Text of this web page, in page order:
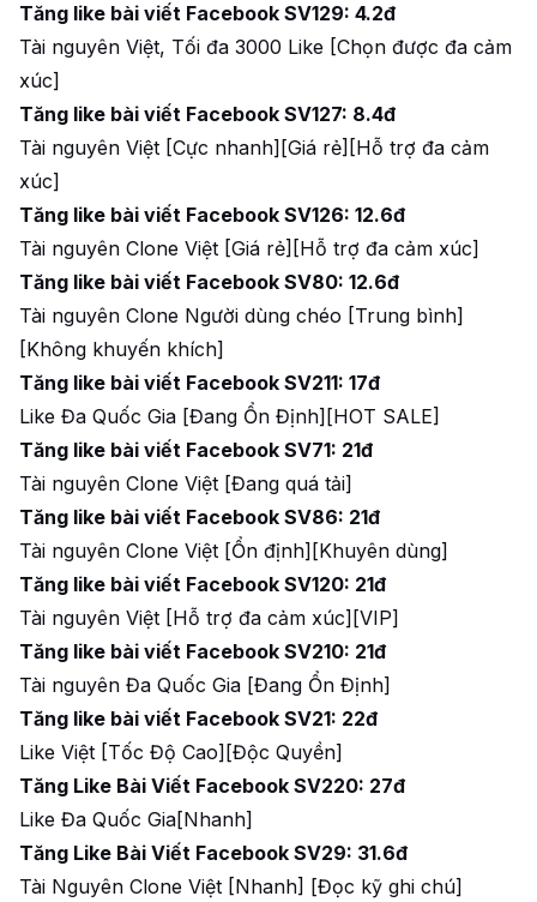
Tăng like bài viết Facebook SV129: 4.2đ
Tài nguyên Việt, Tối đa 3000 Like [Chọn được đa cảm
xúc]
Tăng like bài viết Facebook SV127: 8.4đ
Tài nguyên Việt [Cực nhanh][Giá rẻ][Hỗ trợ đa cảm
xúc]
Tăng like bài viết Facebook SV126: 12.6đ
Tài nguyên Clone Việt [Giá rẻ][Hỗ trợ đa cảm xúc]
Tăng like bài viết Facebook SV80: 12.6đ
Tài nguyên Clone Người dùng chéo [Trung bình]
[Không khuyến khích]
Tăng like bài viết Facebook SV211: 17đ
Like Đa Quốc Gia [Đang Ổn Định][HOT SALE]
Tăng like bài viết Facebook SV71: 21đ
Tài nguyên Clone Việt [Đang quá tải]
Tăng like bài viết Facebook SV86: 21đ
Tài nguyên Clone Việt [Ổn định][Khuyên dùng]
Tăng like bài viết Facebook SV120: 21đ
Tài nguyên Việt [Hỗ trợ đa cảm xúc][VIP]
Tăng like bài viết Facebook SV210: 21đ
Tài nguyên Đa Quốc Gia [Đang Ổn Định]
Tăng like bài viết Facebook SV21: 22đ
Like Việt [Tốc Độ Cao][Độc Quyền]
Tăng Like Bài Viết Facebook SV220: 27đ
Like Đa Quốc Gia[Nhanh]
Tăng Like Bài Viết Facebook SV29: 31.6đ
Tài Nguyên Clone Việt [Nhanh] [Đọc kỹ ghi chú]